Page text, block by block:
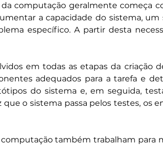
computação geralmente começa
a capacidade do sistema,
específico. A partir desta
em todas as etapas da criação
adequados para a tarefa e
do sistema e, em seguida,
que o sistema passa pelos testes, os
também trabalham para